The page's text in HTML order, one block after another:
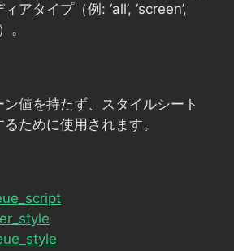
アタイプ（例: ‘all’, ‘screen’,
。
値を持たず、スタイルシート
ために使用されます。